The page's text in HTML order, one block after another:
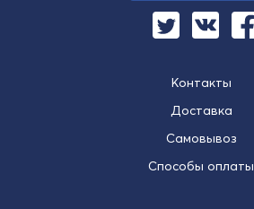
Контакты
Доставка
Самовывоз
Способы оплаты